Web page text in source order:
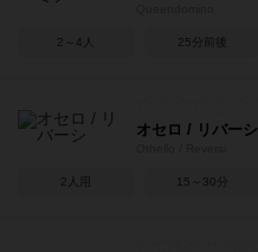
2～4人 25分前後
オセロ / リバーシ
2人用 15～30分